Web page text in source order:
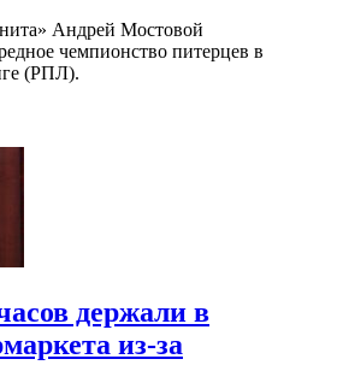
Андрей Мостовой
чемпионство питерцев в
(РПЛ).
держали в
из-за